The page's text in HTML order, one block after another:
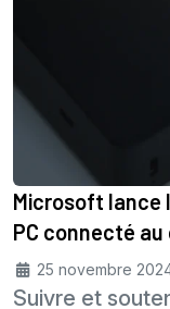
Microsoft lance
PC connecté au
25 novembre
Suivre et